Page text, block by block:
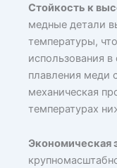
Стойкость к
медные детали
температуры,
использования
плавления меди
механическая
температурах
Экономическая